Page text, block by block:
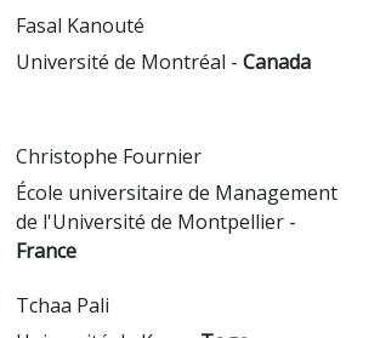
Fasal Kanouté
Université de Montréal - Canada
Christophe Fournier
École universitaire de Management
de l'Université de Montpellier -
France
Tchaa Pali